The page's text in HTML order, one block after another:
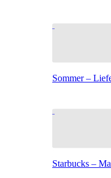
Sommer –
Starbucks –